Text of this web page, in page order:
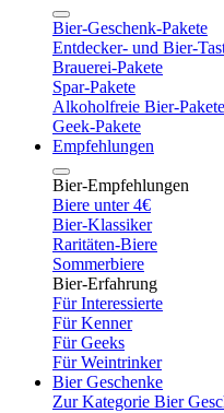
Bier-Geschenk-Pakete
Entdecker- und Bier-
Brauerei-Pakete
Spar-Pakete
Alkoholfreie Bier-Pakete
Geek-Pakete
Empfehlungen
Bier-Empfehlungen
Biere unter 4€
Bier-Klassiker
Raritäten-Biere
Sommerbiere
Bier-Erfahrung
Für Interessierte
Für Kenner
Für Geeks
Für Weintrinker
Bier Geschenke
Zur Kategorie Bier